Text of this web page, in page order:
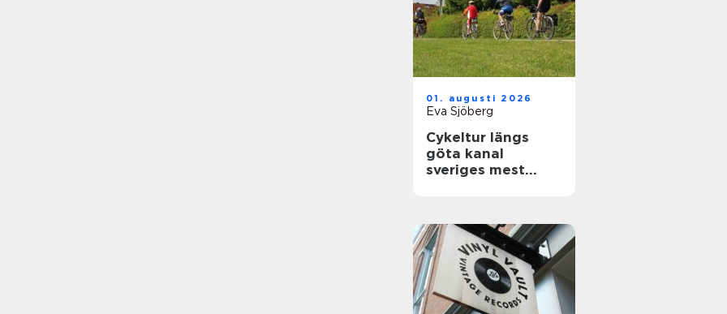
01. augusti 2026
Eva Sjöberg
Cykeltur längs
göta kanal
sveriges mest